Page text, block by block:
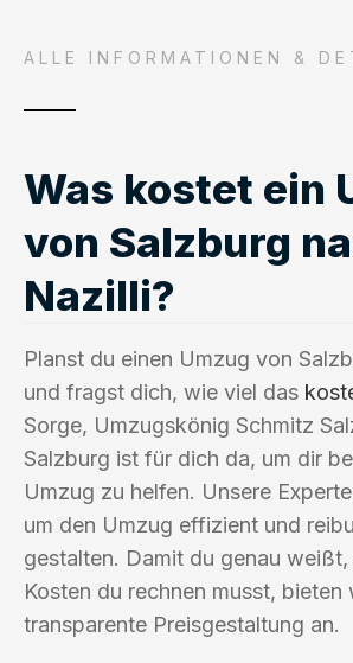
ALLE INFORMATIONEN &
Was kostet ein
von Salzburg
Nazilli?
Planst du einen Umzug von
und fragst dich, wie viel das
Sorge, Umzugskönig Schmitz
Salzburg ist für dich da, um dir
Umzug zu helfen. Unsere
um den Umzug effizient und
gestalten. Damit du genau
Kosten du rechnen musst, bieten
transparente Preisgestaltung an.